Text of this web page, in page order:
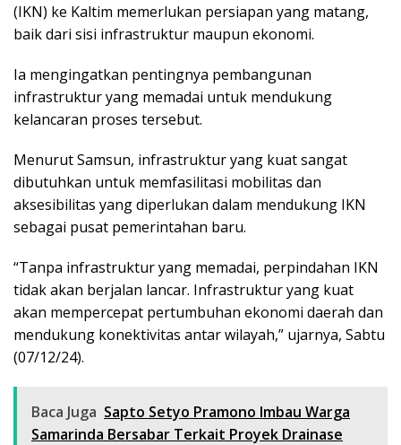
(IKN) ke Kaltim memerlukan persiapan yang matang,
baik dari sisi infrastruktur maupun ekonomi.
Ia mengingatkan pentingnya pembangunan
infrastruktur yang memadai untuk mendukung
kelancaran proses tersebut.
Menurut Samsun, infrastruktur yang kuat sangat
dibutuhkan untuk memfasilitasi mobilitas dan
aksesibilitas yang diperlukan dalam mendukung IKN
sebagai pusat pemerintahan baru.
“Tanpa infrastruktur yang memadai, perpindahan IKN
tidak akan berjalan lancar. Infrastruktur yang kuat
akan mempercepat pertumbuhan ekonomi daerah dan
mendukung konektivitas antar wilayah,” ujarnya, Sabtu
(07/12/24).
Baca Juga Sapto Setyo Pramono Imbau Warga
Samarinda Bersabar Terkait Proyek Drainase